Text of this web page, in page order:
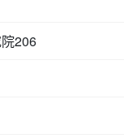
206